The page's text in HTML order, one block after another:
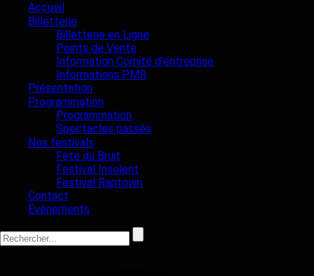
Accueil
Billetterie
Billetterie en Ligne
Points de Vente
Information Comité d’entreprise
Informations PMR
Présentation
Programmation
Programmation
Spectacles passés
Nos festivals
Fête du Bruit
Festival Insolent
Festival Raptown
Contact
Événements